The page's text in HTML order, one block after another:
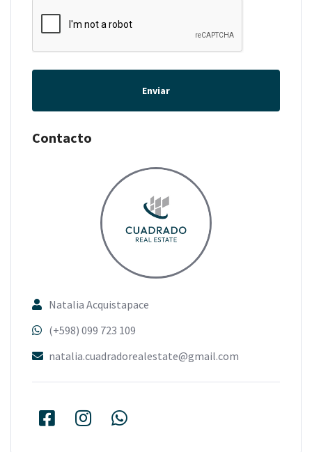
Enviar
Contacto
Natalia Acquistapace
(+598) 099 723 109
natalia.cuadradorealestate@gmail.com